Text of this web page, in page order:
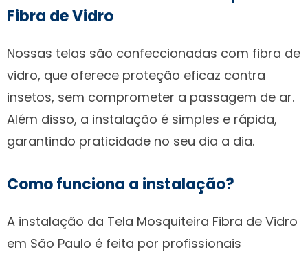
Fibra de Vidro
Nossas telas são confeccionadas com fibra de
vidro, que oferece proteção eficaz contra
insetos, sem comprometer a passagem de ar.
Além disso, a instalação é simples e rápida,
garantindo praticidade no seu dia a dia.
Como funciona a instalação?
A instalação da Tela Mosquiteira Fibra de Vidro
em São Paulo é feita por profissionais